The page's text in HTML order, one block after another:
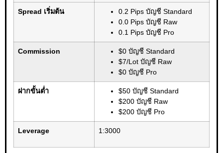
Spread เริ่มต้น
0.2 Pips บัญชี Standard
0.0 Pips บัญชี Raw
0.1 Pips บัญชี Pro
Commission
$0 บัญชี Standard
$7/Lot บัญชี Raw
$0 บัญชี Pro
ฝากขั้นต่ำ
$50 บัญชี Standard
$200 บัญชี Raw
$200 บัญชี Pro
Leverage 1:3000